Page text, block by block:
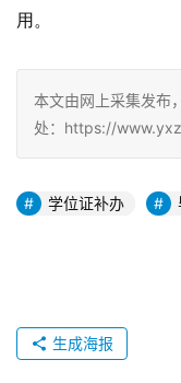
用。
本文由网上采集发布
处：https://
学位证补办
生成海报